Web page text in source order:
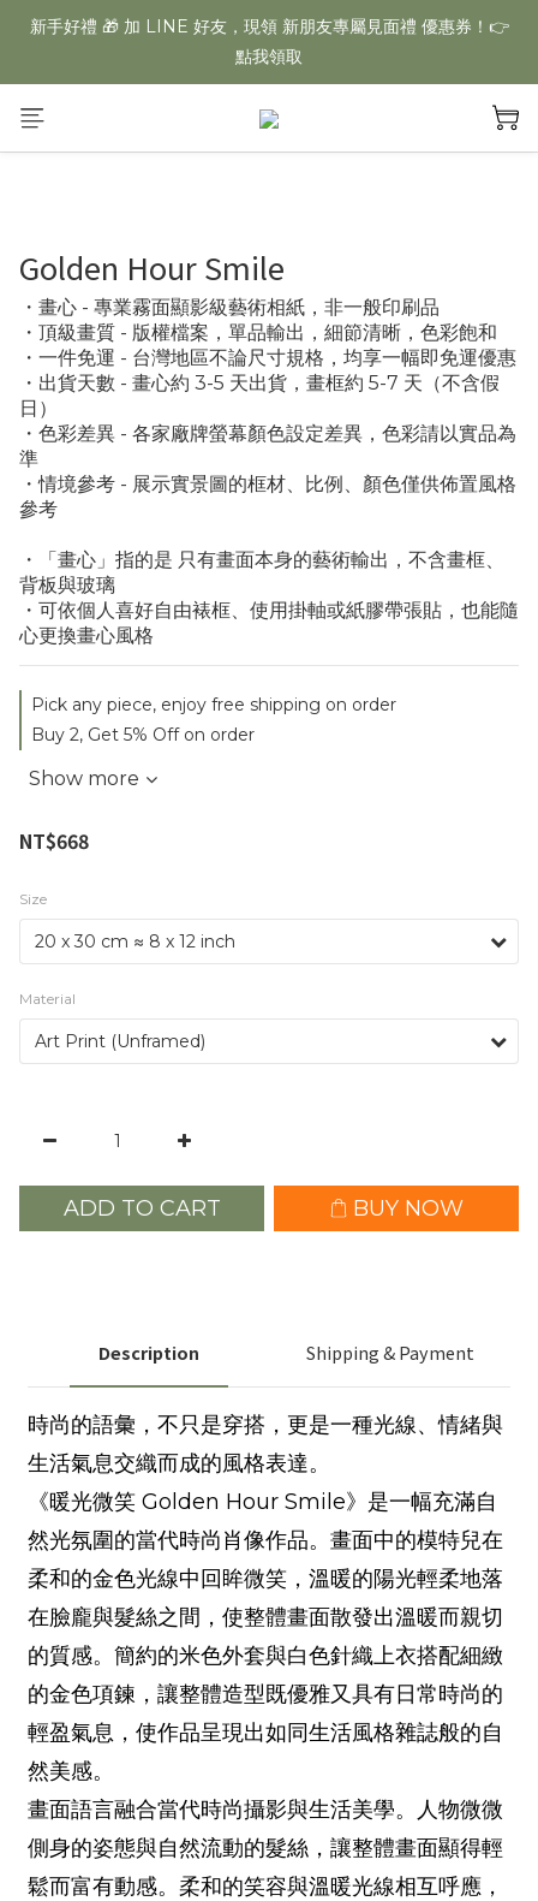
【夏日美學慶典】全館不限金額「一件免運」再享多件專屬折扣
新手好禮 🎁 加 LINE 好友，現領 新朋友專屬見面禮 優惠券！👉
點我領取
【夏日美學慶典】全館不限金額「一件免運」再享多件專屬折扣
Golden Hour Smile
・畫心 - 專業霧面顯影級藝術相紙，非一般印刷品
・頂級畫質 - 版權檔案，單品輸出，細節清晰，色彩飽和
・一件免運 - 台灣地區不論尺寸規格，均享一幅即免運優惠
・出貨天數 - 畫心約 3-5 天出貨，畫框約 5-7 天（不含假
日）
・色彩差異 - 各家廠牌螢幕顏色設定差異，色彩請以實品為
準
・情境參考 - 展示實景圖的框材、比例、顏色僅供佈置風格
參考
・「畫心」指的是 只有畫面本身的藝術輸出，不含畫框、
背板與玻璃
・可依個人喜好自由裱框、使用掛軸或紙膠帶張貼，也能隨
心更換畫心風格
Pick any piece, enjoy free shipping on order
Buy 2, Get 5% Off on order
Show more
NT$668
Size
Material
ADD TO CART BUY NOW
Description Shipping & Payment
時尚的語彙，不只是穿搭，更是一種光線、情緒與
生活氣息交織而成的風格表達。
《暖光微笑 Golden Hour Smile》是一幅充滿自
然光氛圍的當代時尚肖像作品。畫面中的模特兒在
柔和的金色光線中回眸微笑，溫暖的陽光輕柔地落
在臉龐與髮絲之間，使整體畫面散發出溫暖而親切
的質感。簡約的米色外套與白色針織上衣搭配細緻
的金色項鍊，讓整體造型既優雅又具有日常時尚的
輕盈氣息，使作品呈現出如同生活風格雜誌般的自
然美感。
畫面語言融合當代時尚攝影與生活美學。人物微微
側身的姿態與自然流動的髮絲，讓整體畫面顯得輕
鬆而富有動感。柔和的笑容與溫暖光線相互呼應，